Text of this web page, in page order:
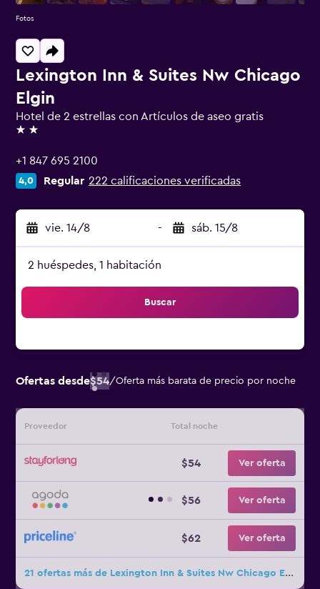
Lexington Inn & Suites Nw Chicago
Elgin
Hotel de 2 estrellas con Artículos de aseo gratis
2 estrellas
+1 847 695 2100
4,0 Regular 222 calificaciones verificadas
vie. 14/8 - sáb. 15/8
2 huéspedes, 1 habitación
Buscar
Ofertas desde$54/Oferta más barata de precio por noche
Proveedor Total noche
$54 Ver oferta
$56 Ver oferta
$62 Ver oferta
21 ofertas más de Lexington Inn & Suites Nw Chicago Elgin
Fotos